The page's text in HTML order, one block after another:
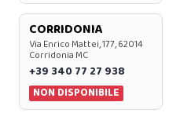
CORRIDONIA
Via Enrico Mattei, 177, 62014
Corridonia MC
+39 340 77 27 938
NON DISPONIBILE